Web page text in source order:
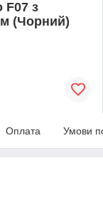
F07 з
(Чорний)
Оплата Умови